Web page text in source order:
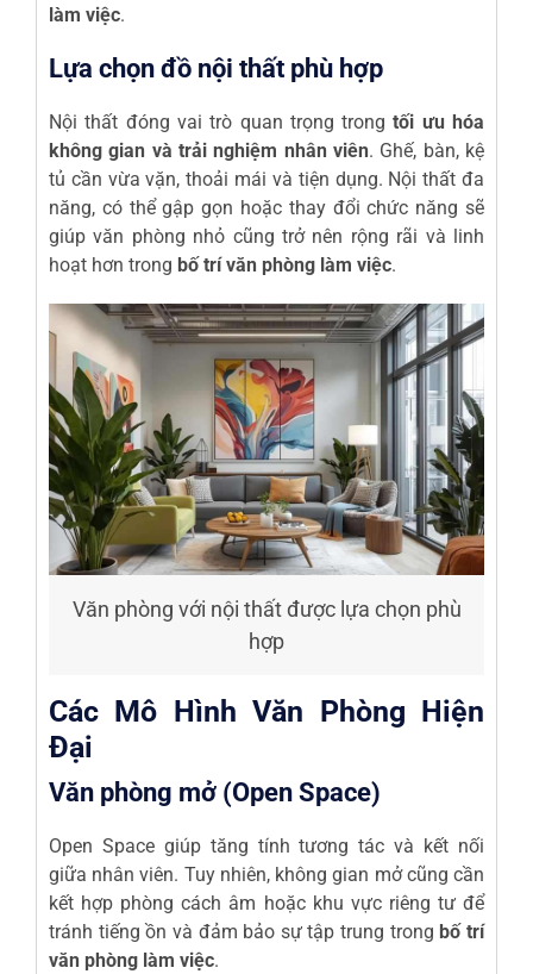
làm việc.
Lựa chọn đồ nội thất phù hợp
Nội thất đóng vai trò quan trọng trongtối ưu hóa
không gian và trải nghiệm nhân viên. Ghế, bàn, kệ
tủ cần vừa vặn, thoải mái và tiện dụng. Nội thất đa
năng, có thể gập gọn hoặc thay đổi chức năng sẽ
giúp văn phòng nhỏ cũng trở nên rộng rãi và linh
hoạt hơn trong bố trí văn phòng làm việc.
Văn phòng với nội thất được lựa chọn phù
hợp
Các Mô Hình Văn Phòng Hiện
Đại
Văn phòng mở (Open Space)
Open Space giúp tăng tính tương tác và kết nối
giữa nhân viên. Tuy nhiên, không gian mở cũng cần
kết hợp phòng cách âm hoặc khu vực riêng tư để
tránh tiếng ồn và đảm bảo sự tập trung trong bố trí
văn phòng làm việc.